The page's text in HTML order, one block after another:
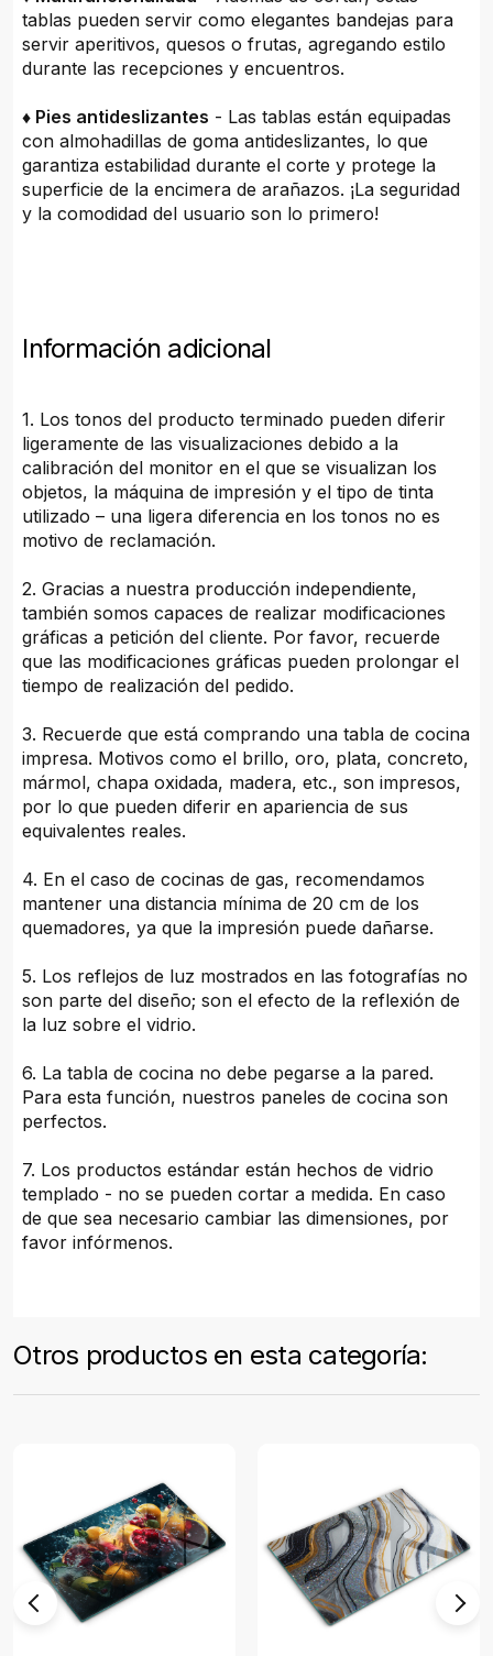
tablas pueden servir como elegantes bandejas para
servir aperitivos, quesos o frutas, agregando estilo
durante las recepciones y encuentros.
♦ Pies antideslizantes - Las tablas están equipadas
con almohadillas de goma antideslizantes, lo que
garantiza estabilidad durante el corte y protege la
superficie de la encimera de arañazos. ¡La seguridad
y la comodidad del usuario son lo primero!
Información adicional
1. Los tonos del producto terminado pueden diferir
ligeramente de las visualizaciones debido a la
calibración del monitor en el que se visualizan los
objetos, la máquina de impresión y el tipo de tinta
utilizado – una ligera diferencia en los tonos no es
motivo de reclamación.
2. Gracias a nuestra producción independiente,
también somos capaces de realizar modificaciones
gráficas a petición del cliente. Por favor, recuerde
que las modificaciones gráficas pueden prolongar el
tiempo de realización del pedido.
3. Recuerde que está comprando una tabla de cocina
impresa. Motivos como el brillo, oro, plata, concreto,
mármol, chapa oxidada, madera, etc., son impresos,
por lo que pueden diferir en apariencia de sus
equivalentes reales.
4. En el caso de cocinas de gas, recomendamos
mantener una distancia mínima de 20 cm de los
quemadores, ya que la impresión puede dañarse.
5. Los reflejos de luz mostrados en las fotografías no
son parte del diseño; son el efecto de la reflexión de
la luz sobre el vidrio.
6. La tabla de cocina no debe pegarse a la pared.
Para esta función, nuestros paneles de cocina son
perfectos.
7. Los productos estándar están hechos de vidrio
templado - no se pueden cortar a medida. En caso
de que sea necesario cambiar las dimensiones, por
favor infórmenos.
Otros productos en esta categoría: